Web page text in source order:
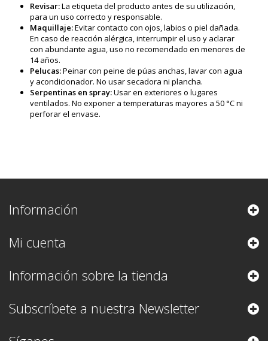
Revisar:La etiqueta del producto antes de su utilización,
para un uso correcto y responsable.
Maquillaje:Evitar contacto con ojos, labios o piel dañada.
En caso de reacción alérgica, interrumpir el uso y aclarar
con abundante agua, uso no recomendado en menores de
14 años.
Pelucas:Peinar con peine de púas anchas, lavar con agua
y acondicionador. No usar secadora ni plancha.
Serpentinas en spray:Usar en exteriores o lugares
ventilados. No exponer a temperaturas mayores a 50 °C ni
perforar el envase.
Información
Mi cuenta
Información sobre la tienda
Subscríbete a nuestra Newsletter